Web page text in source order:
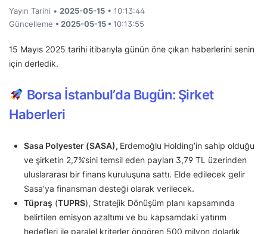
Yayın Tarihi • 2025-05-15 • 10:13:44
Güncelleme • 2025-05-15 • 10:13:55
15 Mayıs 2025 tarihi itibarıyla günün öne çıkan haberlerini senin
için derledik.
Borsa İstanbul’da Bugün: Şirket
Haberleri
Sasa Polyester (SASA), Erdemoğlu Holding’in sahip olduğu
ve şirketin 2,7%’sini temsil eden payları 3,79 TL üzerinden
uluslararası bir finans kuruluşuna sattı. Elde edilecek gelir
Sasa’ya finansman desteği olarak verilecek.
Tüpraş (TUPRS), Stratejik Dönüşüm planı kapsamında
belirtilen emisyon azaltımı ve bu kapsamdaki yatırım
hedefleri ile paralel kriterler öngören 500 milyon dolarlık